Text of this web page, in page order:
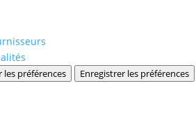
les préférences Enregistrer les préférences